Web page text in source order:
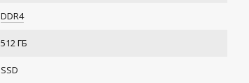
DDR4
512 ГБ
SSD